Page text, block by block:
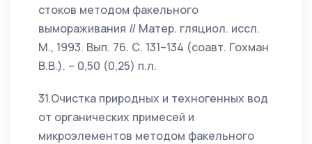
стоков методом факельного
вымораживания // Матер. гляциол. иссл.
М., 1993. Вып. 76. С. 131–134 (соавт. Гохман
В.В.). – 0,50 (0,25) п.л.
31.Очистка природных и техногенных вод
от органических примесей и
микроэлементов методом факельного